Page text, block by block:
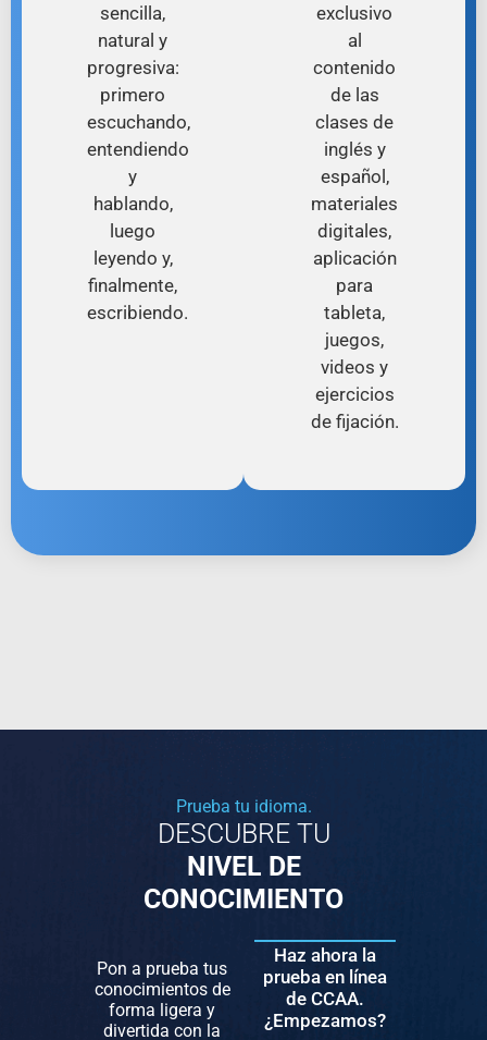
sencilla,
natural y
progresiva:
primero
escuchando,
entendiendo
y
hablando,
luego
leyendo y,
finalmente,
escribiendo.
exclusivo
al
contenido
de las
clases de
inglés y
español,
materiales
digitales,
aplicación
para
tableta,
juegos,
videos y
ejercicios
de fijación.
Prueba tu idioma.
DESCUBRE TU
NIVEL DE
CONOCIMIENTO
Pon a prueba tus
conocimientos de
forma ligera y
divertida con la
Haz ahora la
prueba en línea
de CCAA.
¿Empezamos?